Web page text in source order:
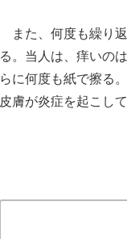
また、何度も繰り返
る。当人は、痒いの
らに何度も紙で擦る
皮膚が炎症を起こし